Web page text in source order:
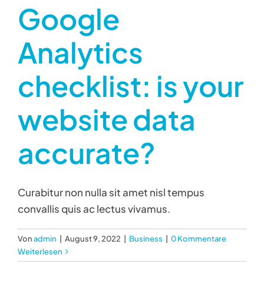
Google
Analytics
checklist: is your
website data
accurate?
Curabitur non nulla sit amet nisl tempus
convallis quis ac lectus vivamus.
Vonadmin August 9, 2022 Business
0 Kommentare
Weiterlesen